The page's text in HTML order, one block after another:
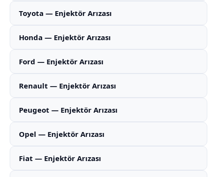
Toyota — Enjektör Arızası
Honda — Enjektör Arızası
Ford — Enjektör Arızası
Renault — Enjektör Arızası
Peugeot — Enjektör Arızası
Opel — Enjektör Arızası
Fiat — Enjektör Arızası